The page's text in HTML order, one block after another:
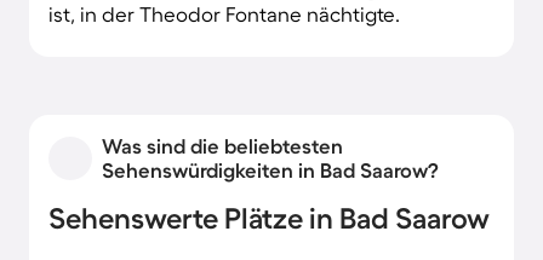
ist, in der Theodor Fontane nächtigte.
Was sind die beliebtesten
Sehenswürdigkeiten in Bad Saarow?
Sehenswerte Plätze in Bad Saarow